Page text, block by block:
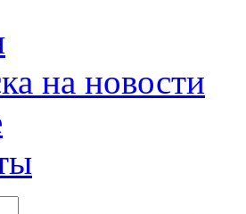
на новости